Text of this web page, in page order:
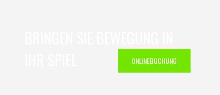
ONLINEBUCHUNG